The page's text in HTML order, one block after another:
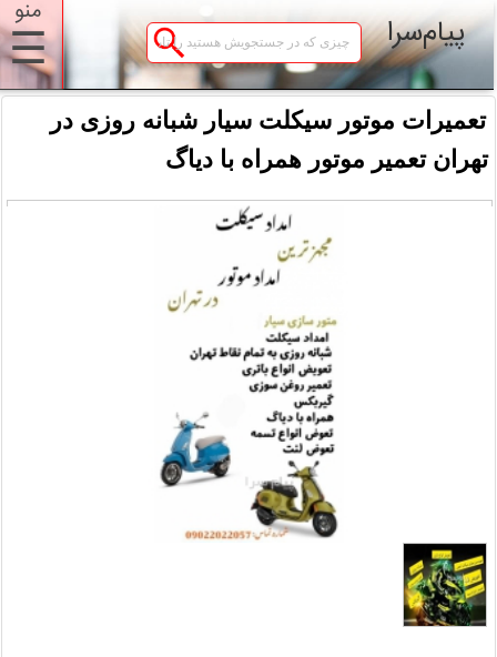
منو
☰ پیام‌سرا
تعمیرات موتور سیکلت سیار شبانه روزی در
تهران تعمیر موتور همراه با دیاگ